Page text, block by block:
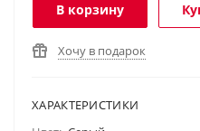
В корзину
Хочу в подарок
ХАРАКТЕРИСТИКИ